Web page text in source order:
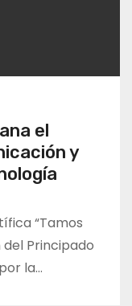
el
y
“Tamos
del Principado
la…